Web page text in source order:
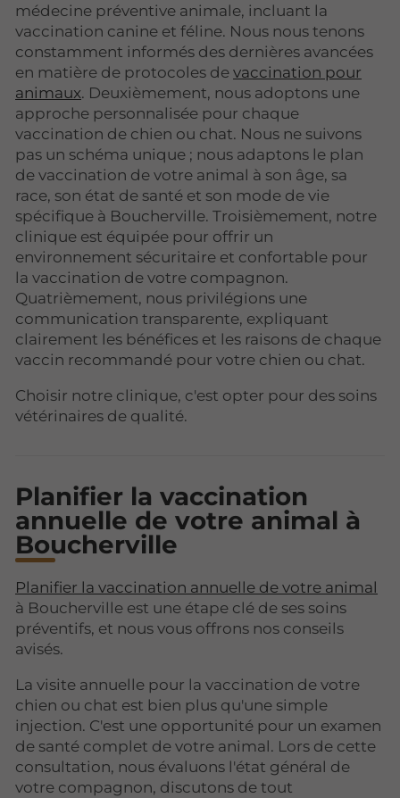
médecine préventive animale, incluant la
vaccination canine et féline. Nous nous tenons
constamment informés des dernières avancées
en matière de protocoles de vaccination pour
animaux. Deuxièmement, nous adoptons une
approche personnalisée pour chaque
vaccination de chien ou chat. Nous ne suivons
pas un schéma unique ; nous adaptons le plan
de vaccination de votre animal à son âge, sa
race, son état de santé et son mode de vie
spécifique à Boucherville. Troisièmement, notre
clinique est équipée pour offrir un
environnement sécuritaire et confortable pour
la vaccination de votre compagnon.
Quatrièmement, nous privilégions une
communication transparente, expliquant
clairement les bénéfices et les raisons de chaque
vaccin recommandé pour votre chien ou chat.
Choisir notre clinique, c'est opter pour des soins
vétérinaires de qualité.
Planifier la vaccination
annuelle de votre animal à
Boucherville
Planifier la vaccination annuelle de votre animal
à Boucherville est une étape clé de ses soins
préventifs, et nous vous offrons nos conseils
avisés.
La visite annuelle pour la vaccination de votre
chien ou chat est bien plus qu'une simple
injection. C'est une opportunité pour un examen
de santé complet de votre animal. Lors de cette
consultation, nous évaluons l'état général de
votre compagnon, discutons de tout